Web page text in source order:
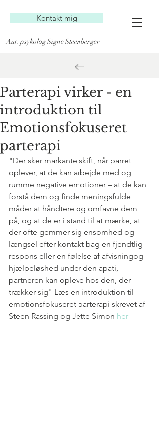
Kontakt mig
Aut. psykolog Signe Steenberger
Parterapi virker - en
introduktion til
Emotionsfokuseret
parterapi
"Der sker markante skift, når parret
oplever, at de kan arbejde med og
rumme negative emotioner – at de kan
forstå dem og finde meningsfulde
måder at håndtere og omfavne dem
på, og at de er i stand til at mærke, at
der ofte gemmer sig ensomhed og
længsel efter kontakt bag en fjendtlig
respons eller en følelse af afvisningog
hjælpeløshed under den apati,
partneren kan opleve hos den, der
trækker sig" Læs en introduktion til
emotionsfokuseret parterapi skrevet af
Steen Rassing og Jette Simon her